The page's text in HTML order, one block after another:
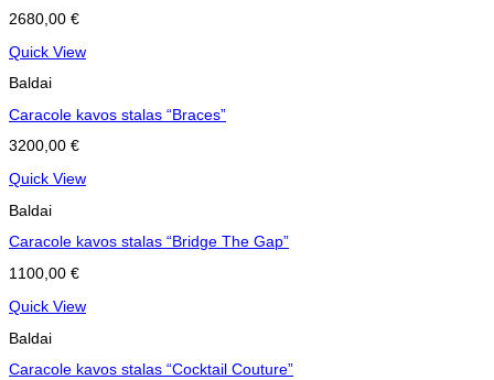
2680,00 €
Quick View
Baldai
Caracole kavos stalas “Braces”
3200,00 €
Quick View
Baldai
Caracole kavos stalas “Bridge The Gap”
1100,00 €
Quick View
Baldai
Caracole kavos stalas “Cocktail Couture”